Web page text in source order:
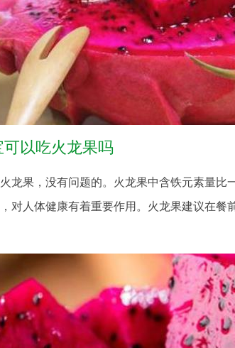
以吃火龙果吗
龙果，没有问题的。火龙果中含铁元素量比
对人体健康有着重要作用。火龙果建议在餐